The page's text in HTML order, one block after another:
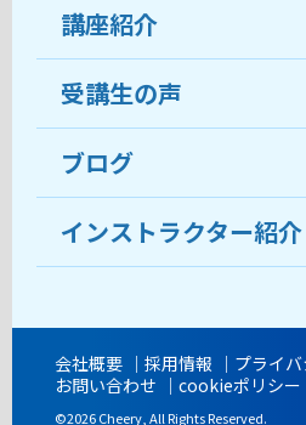
受講生の声
おすすめ・人気の講座
目的から講座を探す
教室ブログ
開講時間
ココがおすすめ
料金
受講までの流れ
よくあるご質問
講座紹介
受講生の声
ブログ
インストラクター紹介
会社概要 採用情報
プライ
お問い合わせ
cookieポリシー
©2026 Cheery, All Rights Reserved.